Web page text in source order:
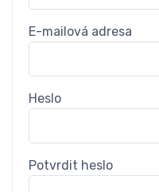
E-mailová adresa
Heslo
Potvrdit heslo